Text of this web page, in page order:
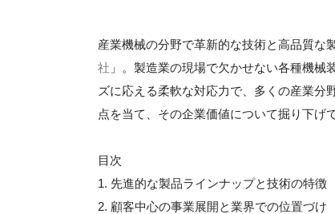
産業機械の分野で革新的な技術と高品質な
社 」。製造業の現場で欠かせない各種機
ズに応える柔軟な対応力で、多くの産業分
点を当て、その企業価値について掘り下げ
目次
1. 先進的な製品ラインナップと技術の特徴
2. 顧客中心の事業展開と業界での位置づけ